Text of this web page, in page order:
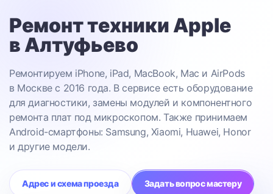
Ремонт техники Apple
в Алтуфьево
Ремонтируем iPhone, iPad, MacBook, Mac и AirPods
в Москве с 2016 года. В сервисе есть оборудование
для диагностики, замены модулей и компонентного
ремонта плат под микроскопом. Также принимаем
Android-смартфоны: Samsung, Xiaomi, Huawei, Honor
и другие модели.
Адрес и схема проезда Задать вопрос мастеру